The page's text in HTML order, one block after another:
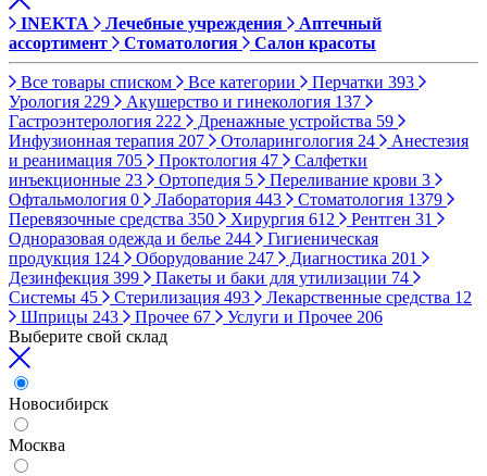
INEKTA Лечебные учреждения
Аптечный
ассортимент
Стоматология Салон красоты
Все товары списком Все категории Перчатки 393
Урология 229 Акушерство и гинекология 137
Гастроэнтерология 222 Дренажные устройства 59
Инфузионная терапия 207 Отоларингология 24
Анестезия
и реанимация 705 Проктология 47
Салфетки
инъекционные 23 Ортопедия 5 Переливание крови 3
Офтальмология 0 Лаборатория 443 Стоматология 1379
Перевязочные средства 350 Хирургия 612 Рентген 31
Одноразовая одежда и белье 244
Гигиеническая
продукция 124 Оборудование 247 Диагностика 201
Дезинфекция 399 Пакеты и баки для утилизации 74
Системы 45 Стерилизация 493 Лекарственные средства 12
Шприцы 243 Прочее 67 Услуги и Прочее 206
Выберите свой склад
Новосибирск
Москва